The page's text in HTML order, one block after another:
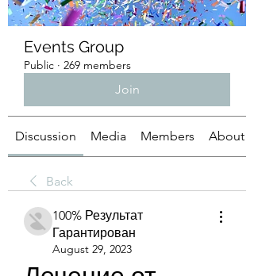
Events Group
Public · 269 members
Join
Discussion Media Members About
Back
100% Результат
Гарантирован
August 29, 2023